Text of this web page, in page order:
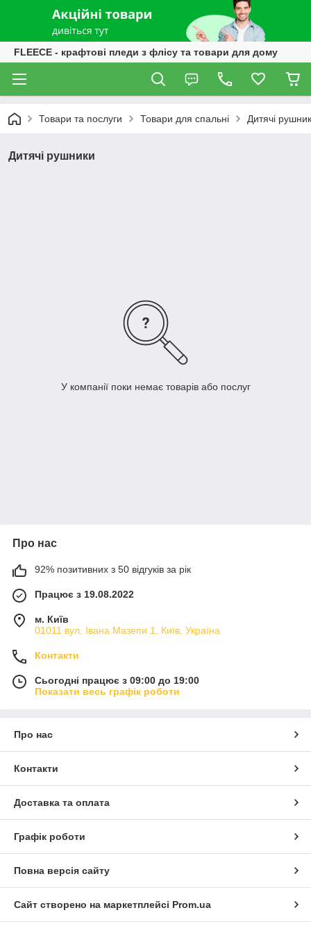
FLEECE - крафтові пледи з флісу та товари для дому
Товари та послуги Товари для спальні Дитячі
Дитячі рушники
У компанії поки немає товарів або послуг
Про нас
92% позитивних з 50 відгуків за рік
Працює з 19.08.2022
м. Київ
01011 вул. Івана Мазепи 1, Київ, Україна
Контакти
Сьогодні працює з 09:00 до 19:00
Показати весь графік роботи
Про нас
Контакти
Доставка та оплата
Графік роботи
Повна версія сайту
Сайт створено на маркетплейсі Prom.ua